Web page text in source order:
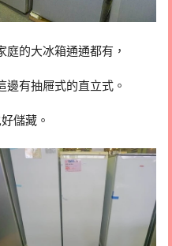
的大冰箱通通都有，
有抽屜式的直立式。
儲藏。